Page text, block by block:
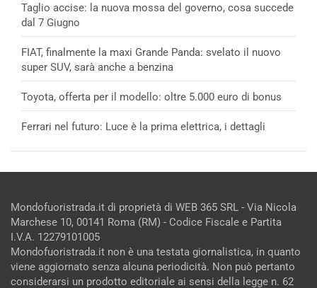
Taglio accise: la nuova mossa del governo, cosa succede
dal 7 Giugno
FIAT, finalmente la maxi Grande Panda: svelato il nuovo
super SUV, sarà anche a benzina
Toyota, offerta per il modello: oltre 5.000 euro di bonus
Ferrari nel futuro: Luce è la prima elettrica, i dettagli
Mondofuoristrada.it di proprietà di WEB 365 SRL - Via Nicola
Marchese 10, 00141 Roma (RM) - Codice Fiscale e Partita
I.V.A. 12279101005
Mondofuoristrada.it non è una testata giornalistica, in quanto
viene aggiornato senza alcuna periodicità. Non può pertanto
considerarsi un prodotto editoriale ai sensi della legge n. 62